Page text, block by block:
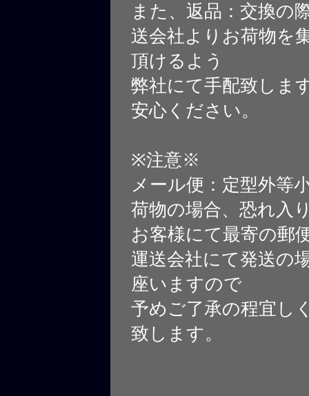
また、返品：交換の
送会社よりお荷物を
頂けるよう
弊社にて手配致しま
安心ください。
※注意※
メール便：定型外等
荷物の場合、恐れ入
お客様にて最寄の郵
運送会社にて発送の
座いますので
予めご了承の程宜し
致します。